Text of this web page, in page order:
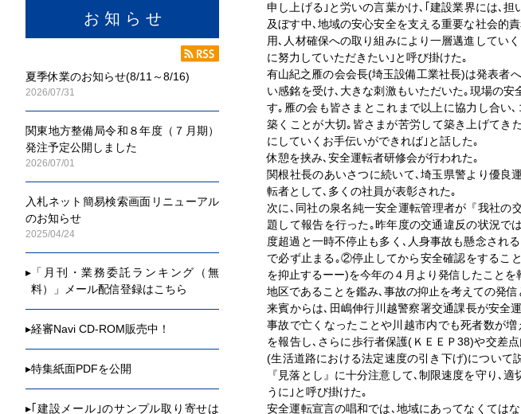
お 知 ら せ
夏季休業のお知らせ(8/11～8/16)
2026/07/31
関東地方整備局令和８年度（７月期）
発注予定公開しました
2026/07/01
入札ネット簡易検索画面リニューアル
のお知らせ
2025/04/24
▸ 「月刊・業務委託ランキング（無
料）」メール配信登録はこちら
▸経審Navi CD-ROM販売中！
▸特集紙面PDFを公開
▸ ｢建設メール｣のサンプル取り寄せは
申し上げる｣と労いの言葉かけ､｢建設業界には､
及ぼす中､地域の安心安全を支える重要な社会的
用､人材確保への取り組みにより一層邁進してい
に努力していただきたい｣と呼び掛けた｡
有山紀之雁の会会長(埼玉設備工業社長)は発表者
い感銘を受け､大きな刺激もいただいた｡現場の
す｡雁の会も皆さまとこれまで以上に協力し合い
築くことが大切｡皆さまが苦労して築き上げてき
にしていくお手伝いができれば｣と話した｡
休憩を挟み､安全運転者研修会が行われた｡
関根社長のあいさつに続いて､埼玉県警より優良
転者として､多くの社員が表彰された｡
次に､同社の泉名純一安全運転管理者が『我社の
題して報告を行った｡昨年度の交通違反の状況で
度超過と一時不停止も多く､人身事故も懸念され
で必ず止まる｡②停止してから安全確認をするこ
を抑止するーー)を今年の４月より発信したこと
地区であることを鑑み､事故の抑止を考えての発信
来賓からは､田嶋伸行川越警察署交通課長が安全
事故で亡くなったことや川越市内でも死者数が
を報告し､さらに歩行者保護(ＫＥＥＰ38)や交差
(生活道路における法定速度の引き下げ)について
『見落とし』に十分注意して､制限速度を守り､
うに｣と呼び掛けた｡
安全運転宣言の唱和では､地域にあってなくては